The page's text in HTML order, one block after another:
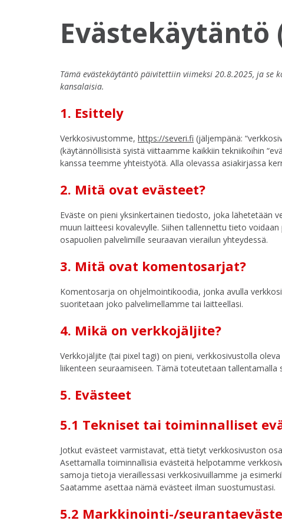
Evästekäytäntö
Tämä evästekäytäntö päivitettiin viimeksi 20.8.2025, ja se
kansalaisia.
1. Esittely
Verkkosivustomme, https://severi.fi (jäljempänä:
(käytännöllisistä syistä viittaamme kaikkiin tekniikoihin
kanssa teemme yhteistyötä. Alla olevassa asiakirjassa
2. Mitä ovat evästeet?
Eväste on pieni yksinkertainen tiedosto, joka lähetetään
muun laitteesi kovalevylle. Siihen tallennettu tieto
osapuolien palvelimille seuraavan vierailun yhteydessä.
3. Mitä ovat komentosarjat?
Komentosarja on ohjelmointikoodia, jonka avulla
suoritetaan joko palvelimellamme tai laitteellasi.
4. Mikä on verkkojäljite?
Verkkojäljite (tai pixel tagi) on pieni, verkkosivustolla
liikenteen seuraamiseen. Tämä toteutetaan
5. Evästeet
5.1 Tekniset tai toiminnalliset
Jotkut evästeet varmistavat, että tietyt verkkosivuston
Asettamalla toiminnallisia evästeitä helpotamme
samoja tietoja vieraillessasi verkkosivuillamme ja
Saatamme asettaa nämä evästeet ilman suostumustasi.
5.2 Markkinointi-/